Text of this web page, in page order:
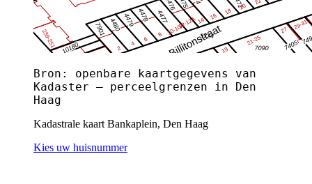
Bron: openbare kaartgegevens van
Kadaster — perceelgrenzen in Den
Haag
Kadastrale kaart Bankaplein, Den Haag
Kies uw huisnummer